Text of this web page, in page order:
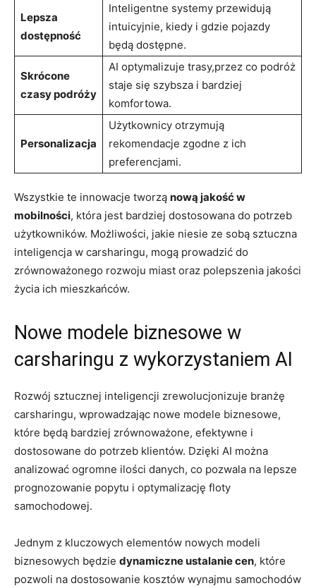
Lepsza
dostępność
Inteligentne systemy przewidują
intuicyjnie, kiedy i gdzie pojazdy
będą dostępne.
Skrócone
czasy podróży
AI optymalizuje trasy,przez co podróż
staje się szybsza i bardziej
komfortowa.
Personalizacja
Użytkownicy otrzymują
rekomendacje zgodne z ich
preferencjami.
Wszystkie te innowacje tworzą nową jakość w
mobilności, która jest bardziej dostosowana do potrzeb
użytkowników. Możliwości, jakie niesie ze sobą sztuczna
inteligencja w carsharingu, mogą prowadzić do
zrównoważonego rozwoju miast oraz polepszenia jakości
życia ich mieszkańców.
Nowe modele biznesowe w
carsharingu z wykorzystaniem AI
Rozwój sztucznej inteligencji zrewolucjonizuje branżę
carsharingu, wprowadzając nowe modele biznesowe,
które będą bardziej zrównoważone, efektywne i
dostosowane do potrzeb klientów. Dzięki AI można
analizować ogromne ilości danych, co pozwala na lepsze
prognozowanie popytu i optymalizację floty
samochodowej.
Jednym z kluczowych elementów nowych modeli
biznesowych będzie dynamiczne ustalanie cen, które
pozwoli na dostosowanie kosztów wynajmu samochodów